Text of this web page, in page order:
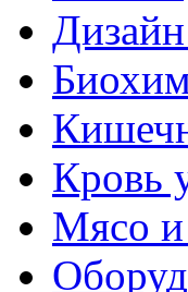
Кровь
Мясо